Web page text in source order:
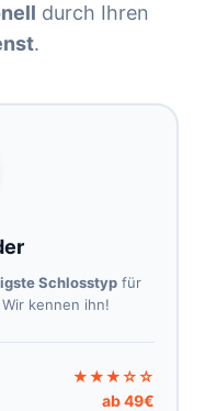
durch Ihren
.
Schlosstyp für
Wir kennen ihn!
★★★☆☆
ab 49€